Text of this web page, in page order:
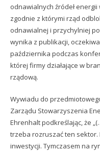
odnawialnych źródeł
zgodnie z którymi rząd
odnawialnej i przychylniej
wynika z publikacji,
października podczas
której firmy działające w
rządową.
Wywiadu do
Zarządu Stowarzyszenia
Ehrenhalt podkreślając, że
trzeba rozruszać ten sektor.
inwestycji. Tymczasem na